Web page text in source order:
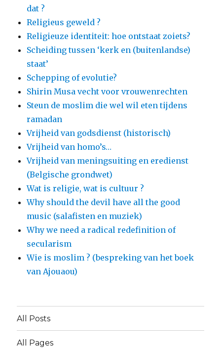
dat ?
Religieus geweld ?
Religieuze identiteit: hoe ontstaat zoiets?
Scheiding tussen ‘kerk en (buitenlandse)
staat’
Schepping of evolutie?
Shirin Musa vecht voor vrouwenrechten
Steun de moslim die wel wil eten tijdens
ramadan
Vrijheid van godsdienst (historisch)
Vrijheid van homo’s…
Vrijheid van meningsuiting en eredienst
(Belgische grondwet)
Wat is religie, wat is cultuur ?
Why should the devil have all the good
music (salafisten en muziek)
Why we need a radical redefinition of
secularism
Wie is moslim ? (bespreking van het boek
van Ajouaou)
All Posts
All Pages